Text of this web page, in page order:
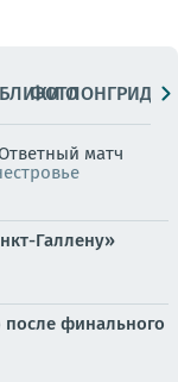
ФОТОЛОНГРИДЫ
матч
Галлену»
финального